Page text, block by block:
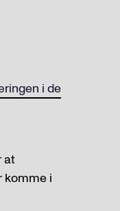
i de
at
komme i